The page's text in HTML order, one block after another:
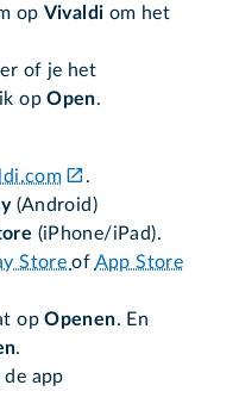
op Vivaldi om het
of je het
opOpen.
.
(Android)
(iPhone/iPad).
Storeof App Store
opOpenen. En
.
de app